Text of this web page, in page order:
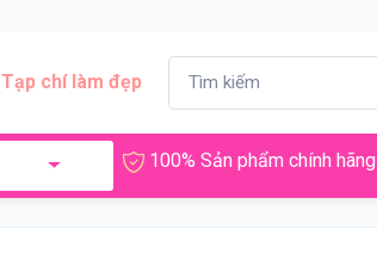
Tạp chí làm đẹp
100% Sản phẩm chính hãng